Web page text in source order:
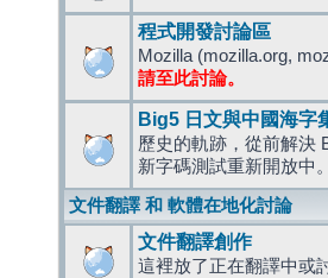
程式開發討論區
Mozilla (mozilla.org,
請至此討論。
Big5 日文與中國海字
歷史的軌跡，從前解決
新字碼測試重新開放中。
文件翻譯 和 軟體在地化討論
文件翻譯創作
這裡放了正在翻譯中或